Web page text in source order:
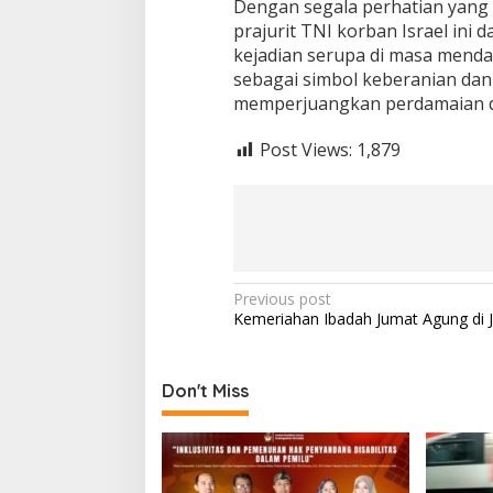
Dengan segala perhatian
prajurit TNI korban Israel ini
kejadian serupa di masa
sebagai simbol keberanian
memperjuangkan perdamaian
Post Views: 1,879
Post
navigation
Previous post
Kemeriahan Ibadah Jumat Agung di
Don't Miss